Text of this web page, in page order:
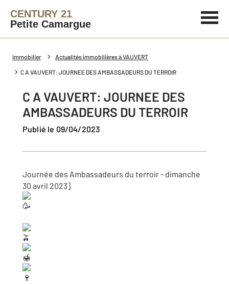
CENTURY 21
Petite Camargue
Immobilier Actualités immobilières à VAUVERT
C A VAUVERT: JOURNEE DES AMBASSADEURS DU TERROIR
C A VAUVERT: JOURNEE DES
AMBASSADEURS DU TERROIR
Publié le 09/04/2023
Journée des Ambassadeurs du terroir - dimanche
30 avril 2023]